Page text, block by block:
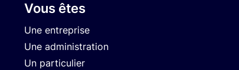
Vous êtes
Une entreprise
Une administration
Un particulier